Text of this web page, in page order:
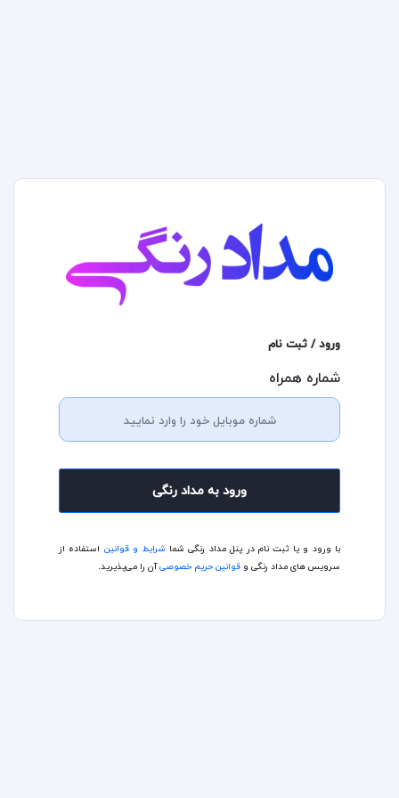
ورود / ثبت نام
شماره همراه
ورود به مداد رنگی
با ورود و یا ثبت نام در پنل مداد رنگی شما شرایط و قوانین استفاده از
سرویس های مداد رنگی و قوانین حریم خصوصیآن را می‌پذیرید.